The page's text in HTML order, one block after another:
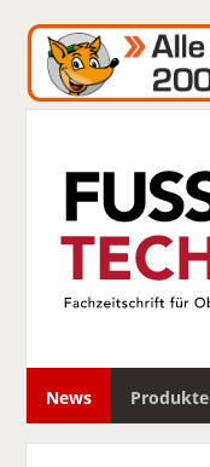
News Produkte